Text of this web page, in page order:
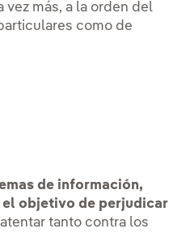
vez más, a la orden del
como de
de información,
el objetivo de perjudicar
tanto contra los